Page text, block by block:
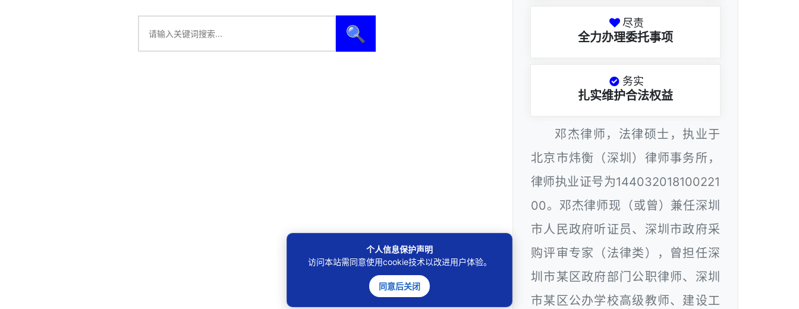
🔍
尽责
全力办理委托事项
务实
扎实维护合法权益
邓杰律师，法律硕士，执业于
北京市炜衡（深圳）律师事务所，
律师执业证号为144032018100221
00。邓杰律师现（或曾）兼任深圳
市人民政府听证员、深圳市政府采
购评审专家（法律类），曾担任深
圳市某区政府部门公职律师、深圳
市某区公办学校高级教师、建设工
个人信息保护声明
访问本站需同意使用cookie技术以改进用户体验。
同意后关闭